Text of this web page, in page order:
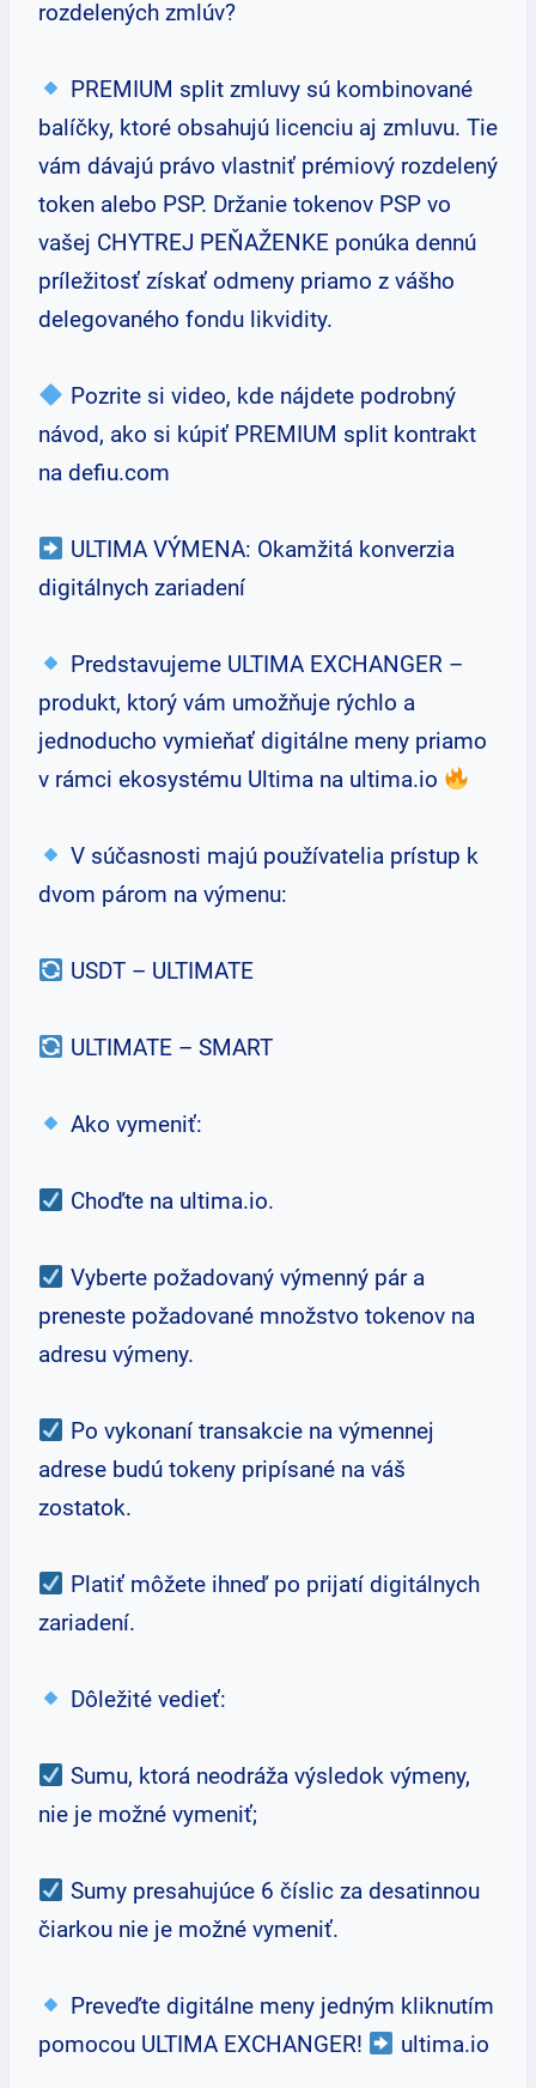
rozdelených zmlúv?
PREMIUM split zmluvy sú kombinované
balíčky, ktoré obsahujú licenciu aj zmluvu. Tie
vám dávajú právo vlastniť prémiový rozdelený
token alebo PSP. Držanie tokenov PSP vo
vašej CHYTREJ PEŇAŽENKE ponúka dennú
príležitosť získať odmeny priamo z vášho
delegovaného fondu likvidity.
Pozrite si video, kde nájdete podrobný
návod, ako si kúpiť PREMIUM split kontrakt
na defiu.com
ULTIMA VÝMENA: Okamžitá konverzia
digitálnych zariadení
Predstavujeme ULTIMA EXCHANGER –
produkt, ktorý vám umožňuje rýchlo a
jednoducho vymieňať digitálne meny priamo
v rámci ekosystému Ultima na ultima.io
V súčasnosti majú používatelia prístup k
dvom párom na výmenu:
USDT – ULTIMATE
ULTIMATE – SMART
Ako vymeniť:
Choďte na ultima.io.
Vyberte požadovaný výmenný pár a
preneste požadované množstvo tokenov na
adresu výmeny.
Po vykonaní transakcie na výmennej
adrese budú tokeny pripísané na váš
zostatok.
Platiť môžete ihneď po prijatí digitálnych
zariadení.
Dôležité vedieť:
Sumu, ktorá neodráža výsledok výmeny,
nie je možné vymeniť;
Sumy presahujúce 6 číslic za desatinnou
čiarkou nie je možné vymeniť.
Preveďte digitálne meny jedným kliknutím
pomocou ULTIMA EXCHANGER!
ultima.io